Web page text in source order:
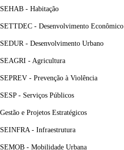
SEHAB - Habitação
SETTDEC - Desenvolvimento Econômico
SEDUR - Desenvolvimento Urbano
SEAGRI - Agricultura
SEPREV - Prevenção à Violência
SESP - Serviços Públicos
Gestão e Projetos Estratégicos
SEINFRA - Infraestrutura
SEMOB - Mobilidade Urbana